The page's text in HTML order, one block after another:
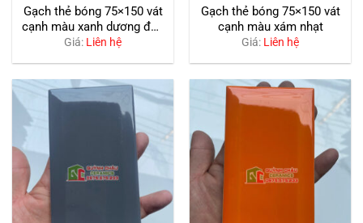
Gạch thẻ bóng 75×150 vát
cạnh màu xanh dương đơn
sắc
Giá: Liên hệ
Gạch thẻ bóng 75×150 vát
cạnh màu xám nhạt
Giá: Liên hệ